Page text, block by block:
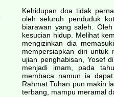
Kehidupan doa tidak
oleh seluruh penduduk
biarawan yang saleh.
kesucian hidup. Melihat
mengizinkan dia
mempersiapkan diri untuk
ujian penghabisan, Yosef
menjadi imam, pada
membaca namun ia
Rahmat Tuhan pun makin
terbang, mampu meramal